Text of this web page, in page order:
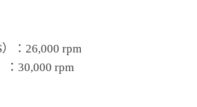
：26,000 rpm
：30,000 rpm